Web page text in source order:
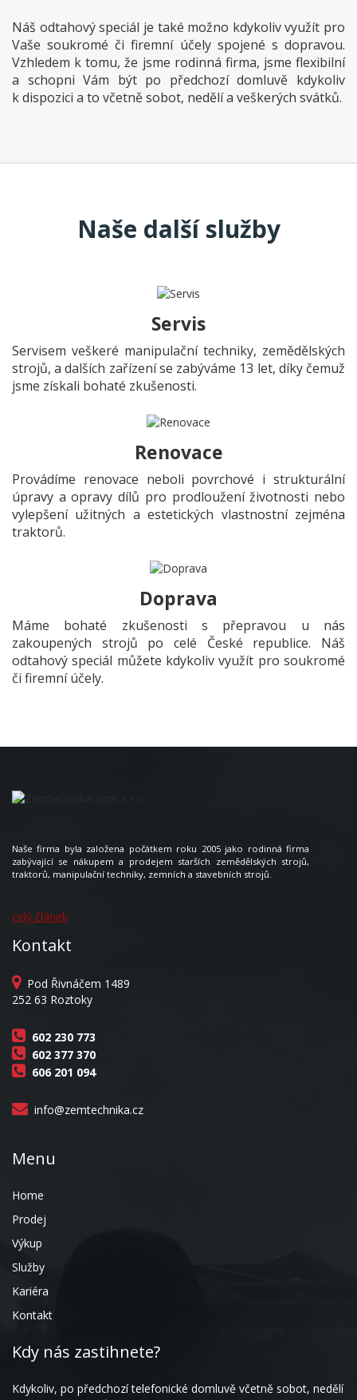
Náš odtahový speciál je také možno kdykoliv využít pro
Vaše soukromé či firemní účely spojené s dopravou.
Vzhledem k tomu, že jsme rodinná firma, jsme flexibilní
a schopni Vám být po předchozí domluvě kdykoliv
k dispozici a to včetně sobot, nedělí a veškerých svátků.
Naše další služby
Servis
Servisem veškeré manipulační techniky, zemědělských
strojů, a dalších zařízení se zabýváme 13 let, díky čemuž
jsme získali bohaté zkušenosti.
Renovace
Provádíme renovace neboli povrchové i strukturální
úpravy a opravy dílů pro prodloužení životnosti nebo
vylepšení užitných a estetických vlastnostní zejména
traktorů.
Doprava
Máme bohaté zkušenosti s přepravou u nás
zakoupených strojů po celé České republice. Náš
odtahový speciál můžete kdykoliv využít pro soukromé
či firemní účely.
Naše firma byla založena počátkem roku 2005 jako rodinná firma
zabývající se nákupem a prodejem starších zemědělských strojů,
traktorů, manipulační techniky, zemních a stavebních strojů.
celý článek
Kontakt
Pod Řivnáčem 1489
252 63 Roztoky
602 230 773
602 377 370
606 201 094
info@zemtechnika.cz
Menu
Home
Prodej
Výkup
Služby
Kariéra
Kontakt
Kdy nás zastihnete?
Kdykoliv, po předchozí telefonické domluvě včetně sobot, nedělí